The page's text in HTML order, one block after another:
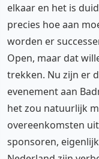
elkaar en het is
precies hoe aan
worden er
Open, maar dat
trekken. Nu zijn er
evenement aan
het zou natuurlijk
overeenkomsten
sponsoren,